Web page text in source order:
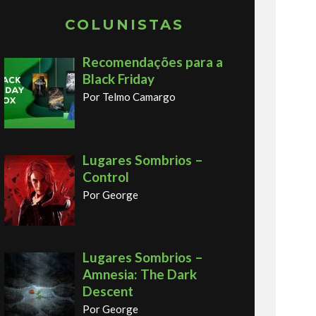
COLUNISTAS
Recomendações para a
Black Friday
Por Telmo Camargo
Lugares Sombrios –
Control
Por George
Lugares Sombrios –
Amnesia: The Dark
Descent
Por George